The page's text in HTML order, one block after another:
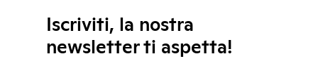
Iscriviti, la nostra
newsletter ti aspetta!